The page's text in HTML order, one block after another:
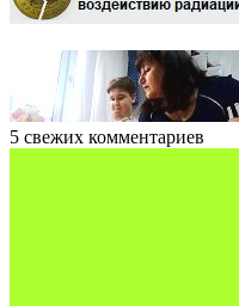
5 свежих комментариев